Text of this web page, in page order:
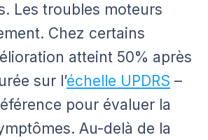
Les troubles moteurs
Chez certains
atteint 50% après
sur l’échelle UPDRS –
pour évaluer la
Au-delà de la